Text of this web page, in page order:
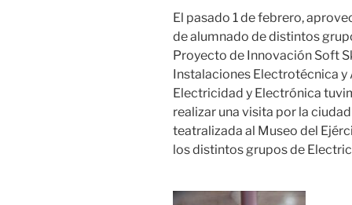
El pasado 1 de febrero,
de alumnado de distintos
Proyecto de Innovación Soft
Instalaciones Electrotécnica y
Electricidad y Electrónica
realizar una visita por la
teatralizada al Museo del
los distintos grupos de